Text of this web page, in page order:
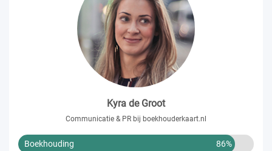
Kyra de Groot
Communicatie & PR bij boekhouderkaart.nl
Boekhouding 86%